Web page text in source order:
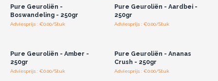
Gemaakt voor de Groothandel.
Pure Geuroliën -
Boswandeling - 250gr
Adviesprijs : €0.00/Stuk
Pure Geuroliën - Aardbei -
250gr
Adviesprijs : €0.00/Stuk
Pure Geuroliën - Amber -
250gr
Adviesprijs : €0.00/Stuk
Pure Geuroliën - Ananas
Crush - 250gr
Adviesprijs : €0.00/Stuk